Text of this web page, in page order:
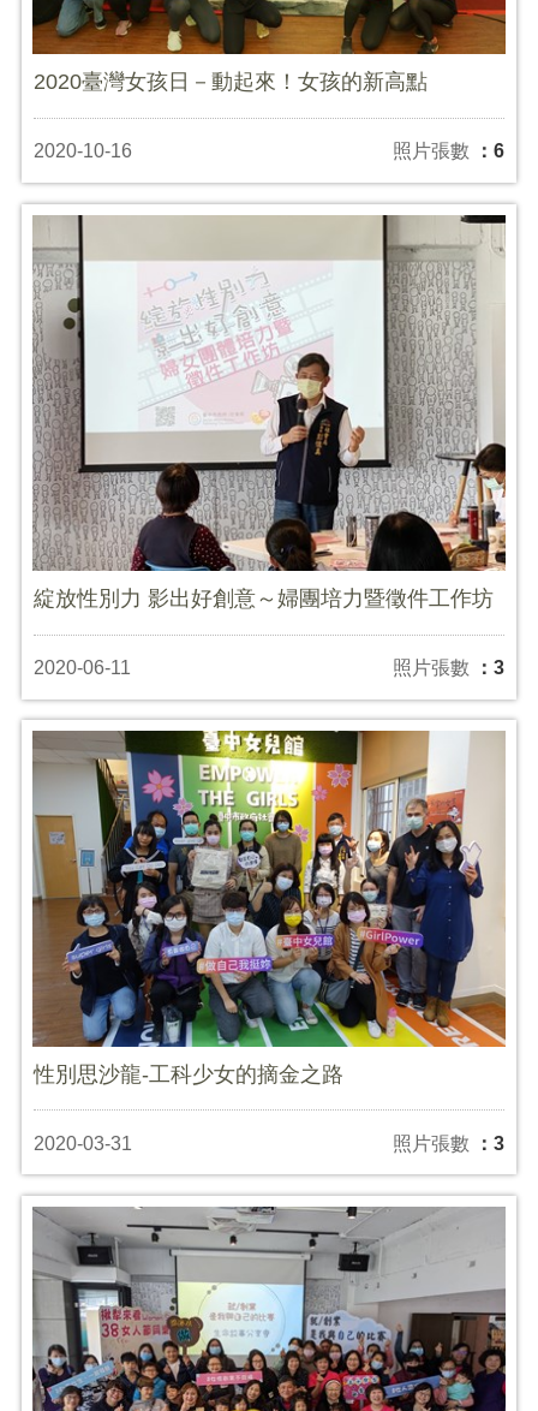
2020臺灣女孩日－動起來！女孩的新高點
2020-10-16 照片張數 ：6
綻放性別力 影出好創意～婦團培力暨徵件工作坊
2020-06-11 照片張數 ：3
性別思沙龍-工科少女的摘金之路
2020-03-31 照片張數 ：3